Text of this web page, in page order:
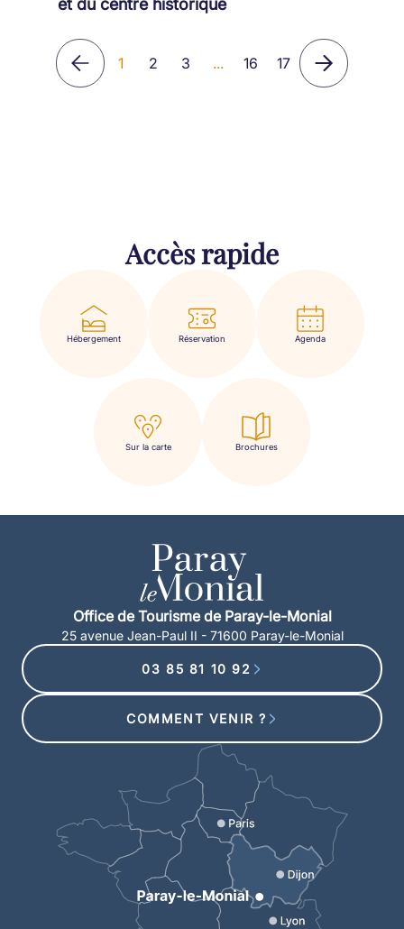
et du centre historique
1 2 3 ... 16 17
Accès rapide
Hébergement Réservation Agenda
Sur la carte Brochures
Office de Tourisme de Paray-le-Monial
25 avenue Jean-Paul II - 71600 Paray-le-Monial
03 85 81 10 92
COMMENT VENIR ?